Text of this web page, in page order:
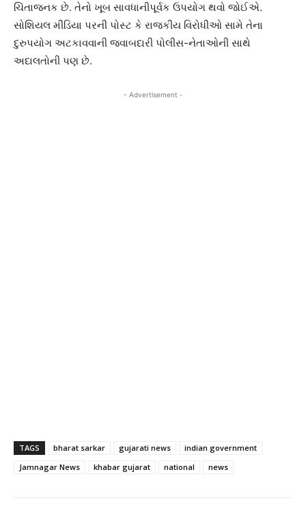
ચિંતાજનક છે. તેનો ખૂબ સાવધાનીપૂર્વક ઉપયોગ થવો જોઈએ.
સોશિયલ મીડિયા પરની પોસ્ટ કે રાજકીય વિરોધીઓ સામે તેના
દુરુપયોગ અટકાવવાની જવાબદારી પોલીસ-નેતાઓની સાથે
અદાલતોની પણ છે.
- Advertisement -
TAGS bharat sarkar gujarati news
indian government
Jamnagar News
khabar gujarat national news